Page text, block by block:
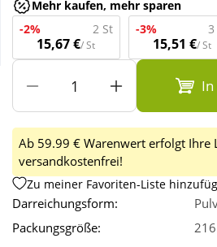
Tierbedarf
Wellness
Mehr kaufen, mehr sparen
-2%
2 St
15,67 €/ St
-3%
15,51 €/ St
Ab 59.99 € Warenwert erfolgt Ihre
versandkostenfrei!
Zu meiner Favoriten-Liste
Darreichungsform:
Packungsgröße: